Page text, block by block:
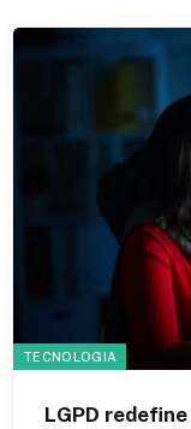
TECNOLOGIA
LGPD